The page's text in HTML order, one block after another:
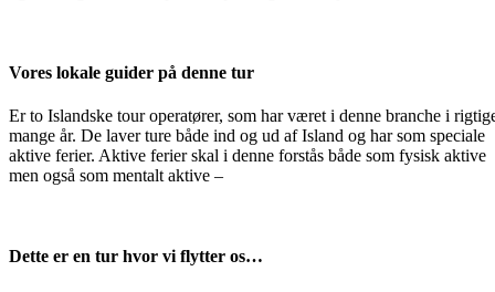
Vores lokale guider på denne tur
Er to Islandske tour operatører, som har været i denne branche i
mange år. De laver ture både ind og ud af Island og har som speciale
aktive ferier. Aktive ferier skal i denne forstås både som fysisk aktive
men også som mentalt aktive –
Dette er en tur hvor vi flytter os…